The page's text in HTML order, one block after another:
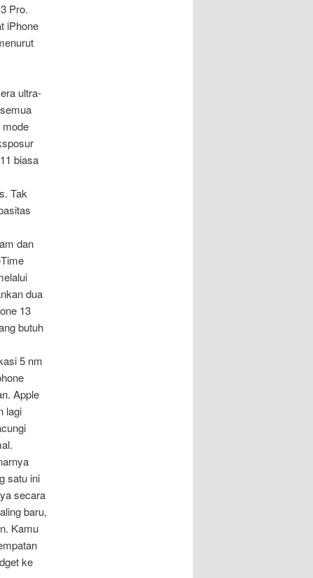
Pro.
iPhone
ultra-
mode
biasa
Tak
dan
dua
13
butuh
5 nm
Apple
lagi
satu ini
secara
baru,
Kamu
ke